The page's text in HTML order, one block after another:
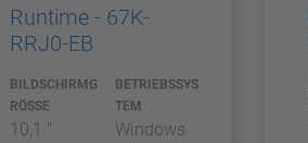
Runtime - 67K-
RRJ0-EB
BILDSCHIRMG
RÖSSE
10,1 "
BETRIEBSSYS
TEM
Windows